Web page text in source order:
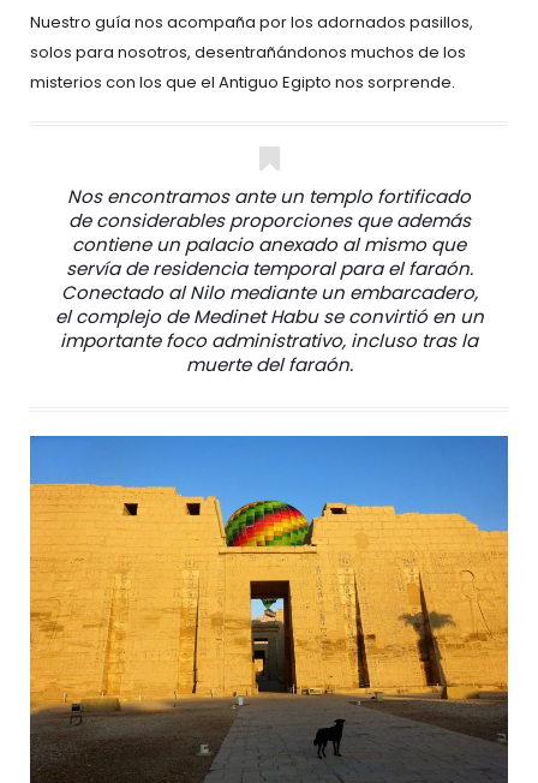
Nuestro guía nos acompaña por los adornados pasillos,
solos para nosotros, desentrañándonos muchos de los
misterios con los que el Antiguo Egipto nos sorprende.
Nos encontramos ante un templo fortificado
de considerables proporciones que además
contiene un palacio anexado al mismo que
servía de residencia temporal para el faraón.
Conectado al Nilo mediante un embarcadero,
el complejo de Medinet Habu se convirtió en un
importante foco administrativo, incluso tras la
muerte del faraón.